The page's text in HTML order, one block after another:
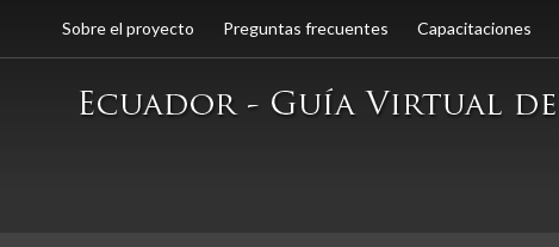
Sobre el proyecto Preguntas frecuentes Capacitaciones